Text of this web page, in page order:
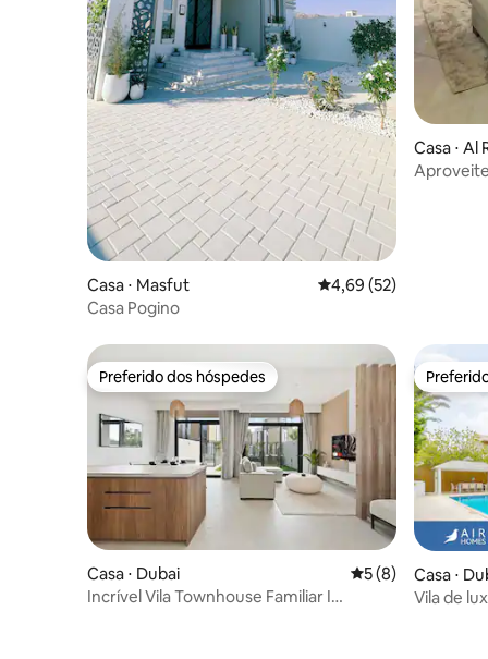
Casa ⋅ Masfut 4,69 de uma avaliação
4,69 (52)
Casa Pogino
Casa ⋅ Al
Preferido dos hóspedes
Preferido dos hóspedes
Casa ⋅ Dubai 5 de uma
5 (8)
Incrível Vila Townhouse Familiar I
Casa ⋅
Vila de